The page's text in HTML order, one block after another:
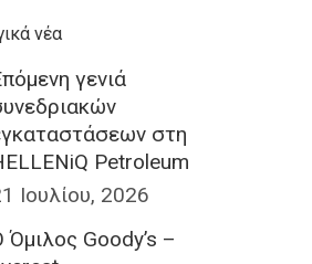
νέα
γενιά
στη
Petroleum
Ιουλίου, 2026
Όμιλος Goody’s –